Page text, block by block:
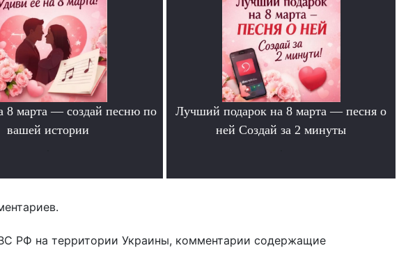
8 марта — создай песню по
вашей истории
Лучший подарок на 8 марта — песня о
ней Создай за 2 минуты
РФ на территории Украины, комментарии содержащие